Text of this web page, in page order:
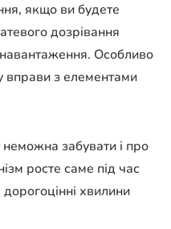
якщо ви будете
дозрівання
Особливо
вправи з елементами
забувати і про
росте саме під час
хвилини